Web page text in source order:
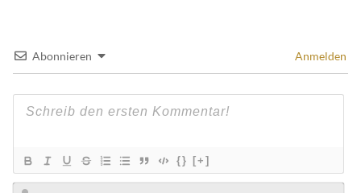
Abonnieren Anmelden
{} [+]